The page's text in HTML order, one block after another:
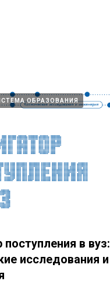
ОБРАЗОВАНИЯ
поступления в вуз:
исследования и